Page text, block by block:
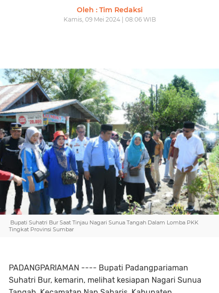
Oleh : Tim Redaksi
Kamis, 09 Mei 2024 | 08:06 WIB
Bupati Suhatri Bur Saat Tinjau Nagari Sunua Tangah Dalam Lomba PKK
Tingkat Provinsi Sumbar
PADANGPARIAMAN ---- Bupati Padangpariaman
Suhatri Bur, kemarin, melihat kesiapan Nagari Sunua